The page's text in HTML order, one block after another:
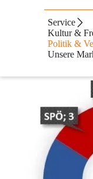
Service
Kultur &
Politik &
Unsere